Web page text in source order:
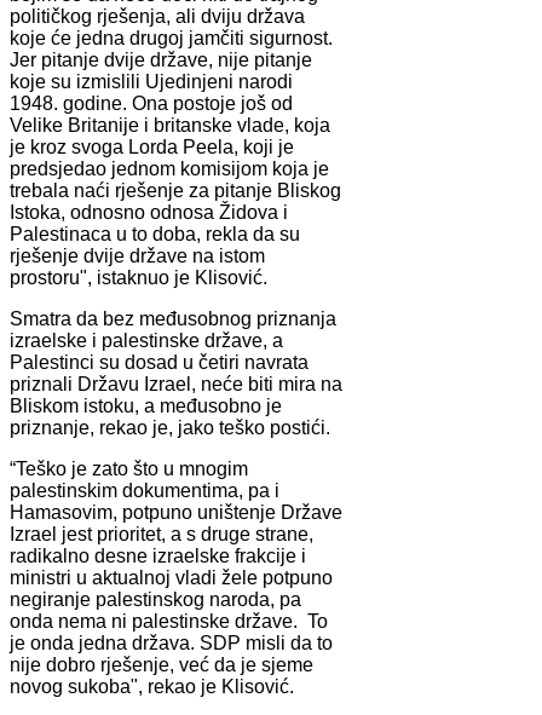
političkog rješenja, ali dviju država
koje će jedna drugoj jamčiti sigurnost.
Jer pitanje dvije države, nije pitanje
koje su izmislili Ujedinjeni narodi
1948. godine. Ona postoje još od
Velike Britanije i britanske vlade, koja
je kroz svoga Lorda Peela, koji je
predsjedao jednom komisijom koja je
trebala naći rješenje za pitanje Bliskog
Istoka, odnosno odnosa Židova i
Palestinaca u to doba, rekla da su
rješenje dvije države na istom
prostoru", istaknuo je Klisović.
Smatra da bez međusobnog priznanja
izraelske i palestinske države, a
Palestinci su dosad u četiri navrata
priznali Državu Izrael, neće biti mira na
Bliskom istoku, a međusobno je
priznanje, rekao je, jako teško postići.
“Teško je zato što u mnogim
palestinskim dokumentima, pa i
Hamasovim, potpuno uništenje Države
Izrael jest prioritet, a s druge strane,
radikalno desne izraelske frakcije i
ministri u aktualnoj vladi žele potpuno
negiranje palestinskog naroda, pa
onda nema ni palestinske države. To
je onda jedna država. SDP misli da to
nije dobro rješenje, već da je sjeme
novog sukoba", rekao je Klisović.